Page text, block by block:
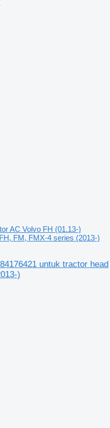
AC Volvo FH (01.13-)
FM, FMX-4 series (2013-)
untuk tractor head
)